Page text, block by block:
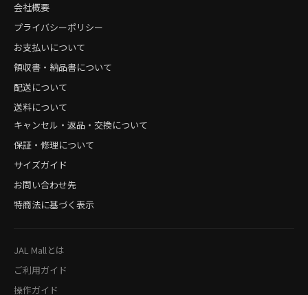
会社概要
プライバシーポリシー
お支払いについて
領収書・納品書について
配送について
送料について
キャンセル・返品・交換について
保証・修理について
サイズガイド
お問い合わせ先
特商法に基づく表示
JAL Mallとは
ご利用ガイド
操作ガイド